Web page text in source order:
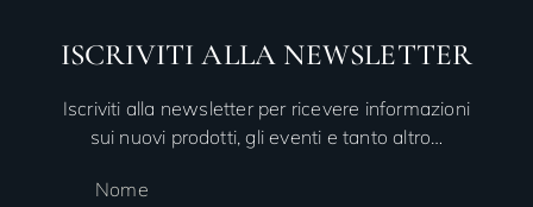
ISCRIVITI ALLA NEWSLETTER
Iscriviti alla newsletter per ricevere informazioni
sui nuovi prodotti, gli eventi e tanto altro…
Nome